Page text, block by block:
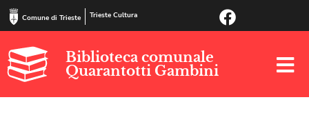
Comune di Trieste Trieste Cultura
Biblioteca comunale
Quarantotti Gambini